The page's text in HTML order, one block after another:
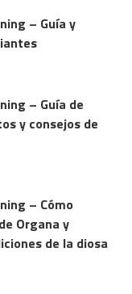
– Guía y
– Guía de
y consejos de
– Cómo
Organa y
de la diosa